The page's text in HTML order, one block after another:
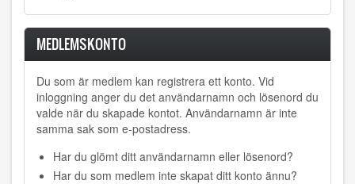
MEDLEMSKONTO
Du som är medlem kan registrera ett konto. Vid
inloggning anger du det användarnamn och lösenord du
valde när du skapade kontot. Användarnamn är inte
samma sak som e-postadress.
Har du glömt ditt användarnamn eller lösenord?
Har du som medlem inte skapat ditt konto ännu?